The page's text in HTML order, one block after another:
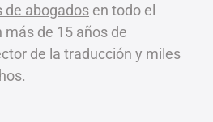
de abogados en todo el
de 15 años de
de la traducción y miles